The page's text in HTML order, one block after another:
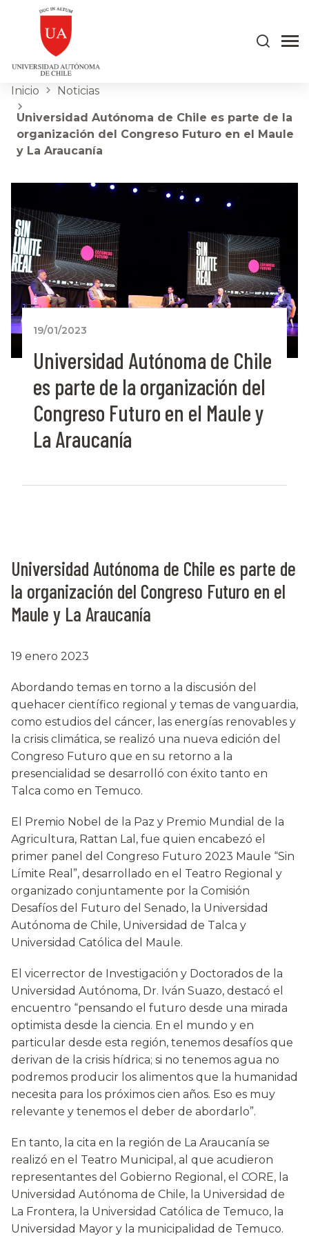
Inicio Noticias
Universidad Autónoma de Chile es parte de la
organización del Congreso Futuro en el Maule
y La Araucanía
19/01/2023
Universidad Autónoma de Chile
es parte de la organización del
Congreso Futuro en el Maule y
La Araucanía
Universidad Autónoma de Chile es parte de
la organización del Congreso Futuro en el
Maule y La Araucanía
19 enero 2023
Abordando temas en torno a la discusión del
quehacer científico regional y temas de vanguardia,
como estudios del cáncer, las energías renovables y
la crisis climática, se realizó una nueva edición del
Congreso Futuro que en su retorno a la
presencialidad se desarrolló con éxito tanto en
Talca como en Temuco.
El Premio Nobel de la Paz y Premio Mundial de la
Agricultura, Rattan Lal, fue quien encabezó el
primer panel del Congreso Futuro 2023 Maule “Sin
Límite Real”, desarrollado en el Teatro Regional y
organizado conjuntamente por la Comisión
Desafíos del Futuro del Senado, la Universidad
Autónoma de Chile, Universidad de Talca y
Universidad Católica del Maule.
El vicerrector de Investigación y Doctorados de la
Universidad Autónoma, Dr. Iván Suazo, destacó el
encuentro “pensando el futuro desde una mirada
optimista desde la ciencia. En el mundo y en
particular desde esta región, tenemos desafíos que
derivan de la crisis hídrica; si no tenemos agua no
podremos producir los alimentos que la humanidad
necesita para los próximos cien años. Eso es muy
relevante y tenemos el deber de abordarlo”.
En tanto, la cita en la región de La Araucanía se
realizó en el Teatro Municipal, al que acudieron
representantes del Gobierno Regional, el CORE, la
Universidad Autónoma de Chile, la Universidad de
La Frontera, la Universidad Católica de Temuco, la
Universidad Mayor y la municipalidad de Temuco.